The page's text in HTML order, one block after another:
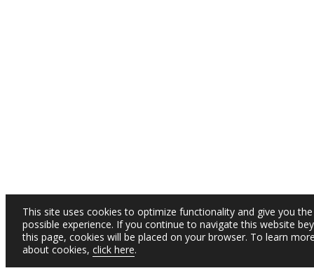
This site uses cookies to optimize functionality and give you
possible experience. If you continue to navigate this website
this page, cookies will be placed on your browser. To learn
about cookies, click here.